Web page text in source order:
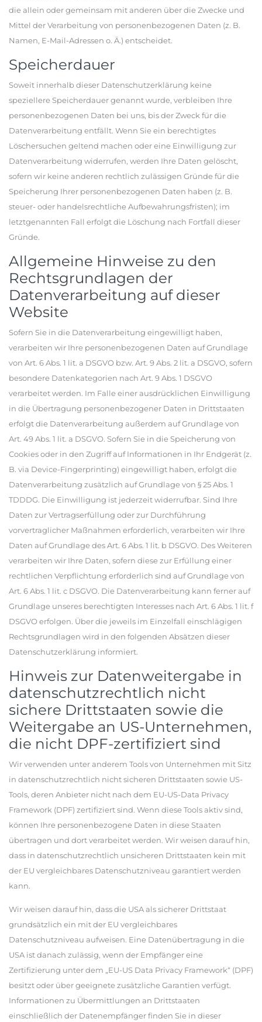
die allein oder gemeinsam mit anderen über die Zwecke und
Mittel der Verarbeitung von personenbezogenen Daten (z. B.
Namen, E-Mail-Adressen o. Ä.) entscheidet.
Speicherdauer
Soweit innerhalb dieser Datenschutzerklärung keine
speziellere Speicherdauer genannt wurde, verbleiben Ihre
personenbezogenen Daten bei uns, bis der Zweck für die
Datenverarbeitung entfällt. Wenn Sie ein berechtigtes
Löschersuchen geltend machen oder eine Einwilligung zur
Datenverarbeitung widerrufen, werden Ihre Daten gelöscht,
sofern wir keine anderen rechtlich zulässigen Gründe für die
Speicherung Ihrer personenbezogenen Daten haben (z. B.
steuer- oder handelsrechtliche Aufbewahrungsfristen); im
letztgenannten Fall erfolgt die Löschung nach Fortfall dieser
Gründe.
Allgemeine Hinweise zu den
Rechtsgrundlagen der
Datenverarbeitung auf dieser
Website
Sofern Sie in die Datenverarbeitung eingewilligt haben,
verarbeiten wir Ihre personenbezogenen Daten auf Grundlage
von Art. 6 Abs. 1 lit. a DSGVO bzw. Art. 9 Abs. 2 lit. a DSGVO, sofern
besondere Datenkategorien nach Art. 9 Abs. 1 DSGVO
verarbeitet werden. Im Falle einer ausdrücklichen Einwilligung
in die Übertragung personenbezogener Daten in Drittstaaten
erfolgt die Datenverarbeitung außerdem auf Grundlage von
Art. 49 Abs. 1 lit. a DSGVO. Sofern Sie in die Speicherung von
Cookies oder in den Zugriff auf Informationen in Ihr Endgerät (z.
B. via Device-Fingerprinting) eingewilligt haben, erfolgt die
Datenverarbeitung zusätzlich auf Grundlage von § 25 Abs. 1
TDDDG. Die Einwilligung ist jederzeit widerrufbar. Sind Ihre
Daten zur Vertragserfüllung oder zur Durchführung
vorvertraglicher Maßnahmen erforderlich, verarbeiten wir Ihre
Daten auf Grundlage des Art. 6 Abs. 1 lit. b DSGVO. Des Weiteren
verarbeiten wir Ihre Daten, sofern diese zur Erfüllung einer
rechtlichen Verpflichtung erforderlich sind auf Grundlage von
Art. 6 Abs. 1 lit. c DSGVO. Die Datenverarbeitung kann ferner auf
Grundlage unseres berechtigten Interesses nach Art. 6 Abs. 1 lit. f
DSGVO erfolgen. Über die jeweils im Einzelfall einschlägigen
Rechtsgrundlagen wird in den folgenden Absätzen dieser
Datenschutzerklärung informiert.
Hinweis zur Datenweitergabe in
datenschutzrechtlich nicht
sichere Drittstaaten sowie die
Weitergabe an US-Unternehmen,
die nicht DPF-zertifiziert sind
Wir verwenden unter anderem Tools von Unternehmen mit Sitz
in datenschutzrechtlich nicht sicheren Drittstaaten sowie US-
Tools, deren Anbieter nicht nach dem EU-US-Data Privacy
Framework (DPF) zertifiziert sind. Wenn diese Tools aktiv sind,
können Ihre personenbezogene Daten in diese Staaten
übertragen und dort verarbeitet werden. Wir weisen darauf hin,
dass in datenschutzrechtlich unsicheren Drittstaaten kein mit
der EU vergleichbares Datenschutzniveau garantiert werden
kann.
Wir weisen darauf hin, dass die USA als sicherer Drittstaat
grundsätzlich ein mit der EU vergleichbares
Datenschutzniveau aufweisen. Eine Datenübertragung in die
USA ist danach zulässig, wenn der Empfänger eine
Zertifizierung unter dem „EU-US Data Privacy Framework“ (DPF)
besitzt oder über geeignete zusätzliche Garantien verfügt.
Informationen zu Übermittlungen an Drittstaaten
einschließlich der Datenempfänger finden Sie in dieser